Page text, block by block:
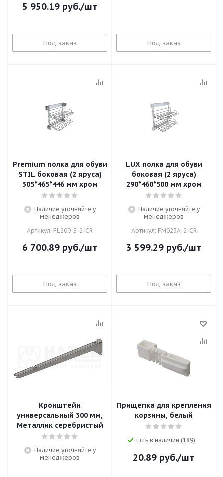
5 950.19руб./шт
Под заказ Под заказ
Premium полка для обуви
STIL боковая (2 яруса)
305*465*446 мм хром
Наличие уточняйте у
менеджеров
Артикул: FL209-S-2-CR
6 700.89руб./шт
Под заказ
LUX полка для обуви
боковая (2 яруса)
290*460*500 мм хром
Наличие уточняйте у
менеджеров
Артикул: FM023A-2-CR
3 599.29руб./шт
Под заказ
Кронштейн
универсальный 300 мм,
Металлик серебристый
Наличие уточняйте у
менеджеров
Прищепка для крепления
корзины, белый
Есть в наличии (189)
20.89 руб./шт